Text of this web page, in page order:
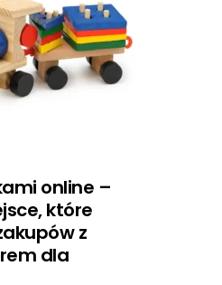
online –
które
z
dla